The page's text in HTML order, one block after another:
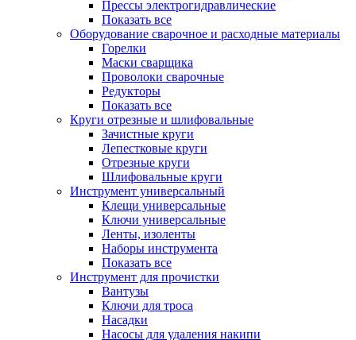
Прессы электрогидравлические
Показать все
Оборудование сварочное и расходные материалы
Горелки
Маски сварщика
Проволоки сварочные
Редукторы
Показать все
Круги отрезные и шлифовальные
Зачистные круги
Лепестковые круги
Отрезные круги
Шлифовальные круги
Инструмент универсальный
Клещи универсальные
Ключи универсальные
Ленты, изоленты
Наборы инструмента
Показать все
Инструмент для прочистки
Вантузы
Ключи для троса
Насадки
Насосы для удаления накипи